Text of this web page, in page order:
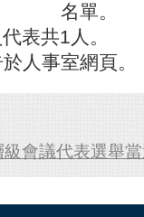
名單。
共1人。
人事室網頁。
會議代表選舉